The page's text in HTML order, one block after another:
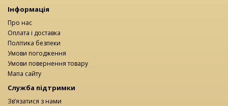
Інформація
Про нас
Оплата і доставка
Політика безпеки
Умови погодження
Умови повернення товару
Мапа сайту
Служба підтримки
Зв’язатися з нами